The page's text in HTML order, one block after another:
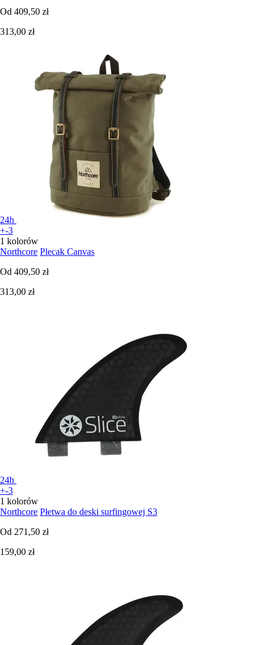
Od 409,50 zł
313,00 zł
24h
+-3
1 kolorów
Northcore Plecak Canvas
Od 409,50 zł
313,00 zł
24h
+-3
1 kolorów
Northcore Płetwa do deski surfingowej S3
Od 271,50 zł
159,00 zł